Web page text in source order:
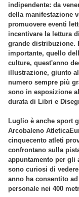
indipendente: da
della manifestazione
promuovere eventi
incentivare la lettura
grande distribuzione.
importante, quello
culture, quest'anno
illustrazione, giunto
numero sempre più
sono in esposizione
durata di Libri e
Luglio è anche sport
Arcobaleno
cinquecento atleti
confrontano sulla
appuntamento per gli
sono curiosi di
anno ha consentito
personale nei 400